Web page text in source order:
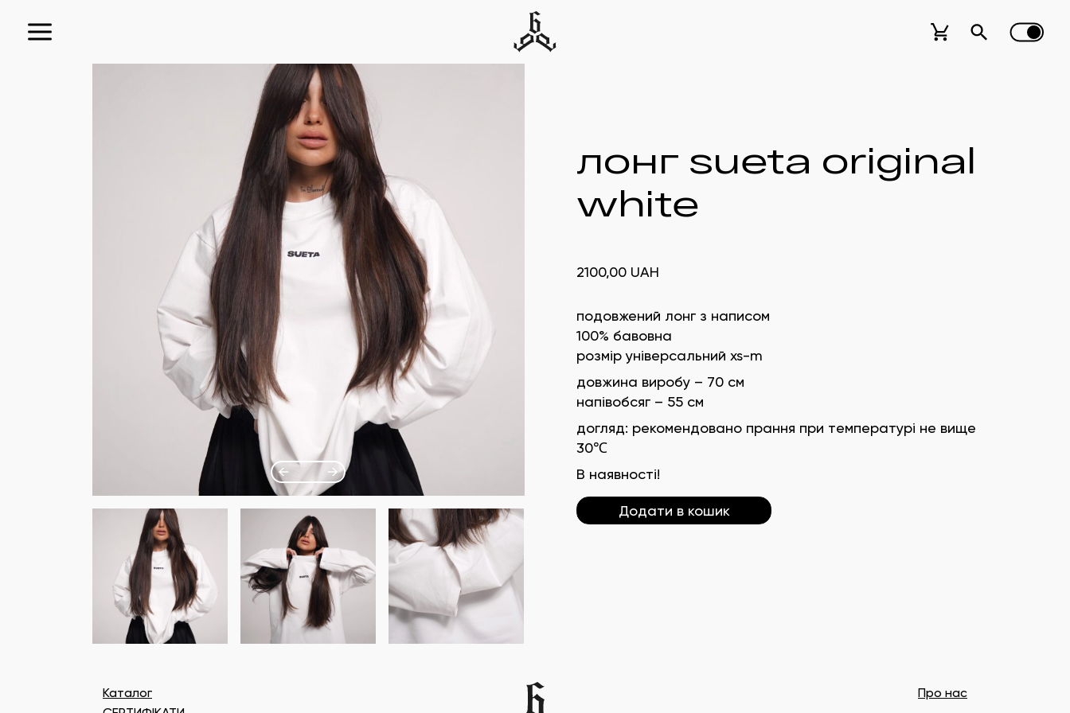
лонг sueta original
white
2100,00 UAH
подовжений лонг з написом
100% бавовна
розмір універсальний xs-m
довжина виробу – 70 см
напівобсяг – 55 см
догляд: рекомендовано прання при температурі не вище
30℃
В наявності!
Додати в кошик
Каталог
Про нас